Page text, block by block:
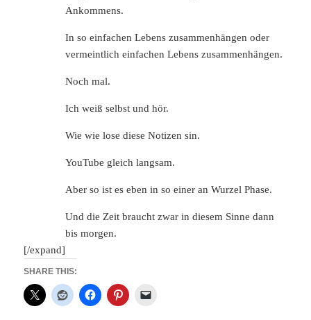
Ankommens.
In so einfachen Lebens zusammenhängen oder
vermeintlich einfachen Lebens zusammenhängen.
Noch mal.
Ich weiß selbst und hör.
Wie wie lose diese Notizen sin.
YouTube gleich langsam.
Aber so ist es eben in so einer an Wurzel Phase.
Und die Zeit braucht zwar in diesem Sinne dann
bis morgen.
[/expand]
SHARE THIS: